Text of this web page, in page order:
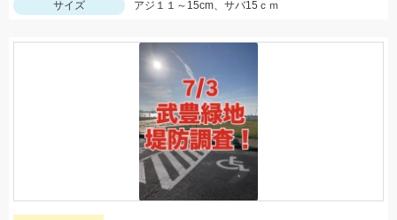
サイズ
アジ１１～15cm、サバ15ｃｍ